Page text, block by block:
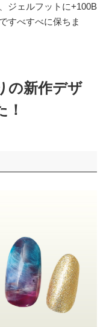
ジェルフットに+100B
すべすべに保ちま
の新作デザ
！